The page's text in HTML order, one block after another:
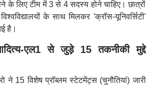
के लिए टीम में 3 से 4 सदस्य होने चाहिए। छात्रों
के साथ मिलकर 'क्रॉस-यूनिवर्सिटी'
है।
एल1 से जुड़े 15 तकनीकी मुद्दे
ने 15 विशेष प्रॉब्लम स्टेटमेंट्स (चुनौतियां) जारी